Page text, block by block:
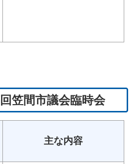
笠間市議会臨時会
主な内容